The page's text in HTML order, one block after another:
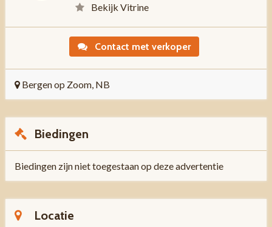
Bekijk Vitrine
Contact met verkoper
Bergen op Zoom, NB
Biedingen
Biedingen zijn niet toegestaan op deze advertentie
Locatie